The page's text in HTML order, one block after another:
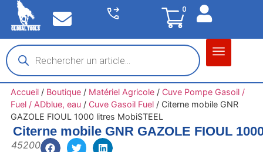
0
Accueil/ Boutique/ Matériel Agricole/ Cuve Pompe Gasoil /
Fuel / ADblue, eau/ Cuve Gasoil Fuel/ Citerne mobile GNR
GAZOLE FIOUL 1000 litres MobiSTEEL
Citerne mobile GNR GAZOLE FIOUL
45200